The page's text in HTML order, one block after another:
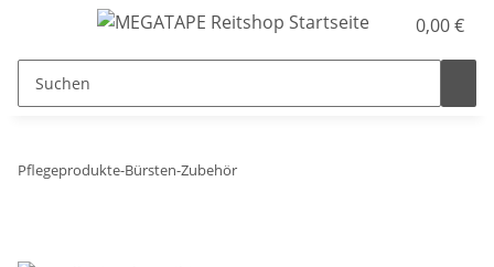
0,00 €
Pflegeprodukte-Bürsten-Zubehör